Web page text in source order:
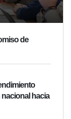
de
hacia